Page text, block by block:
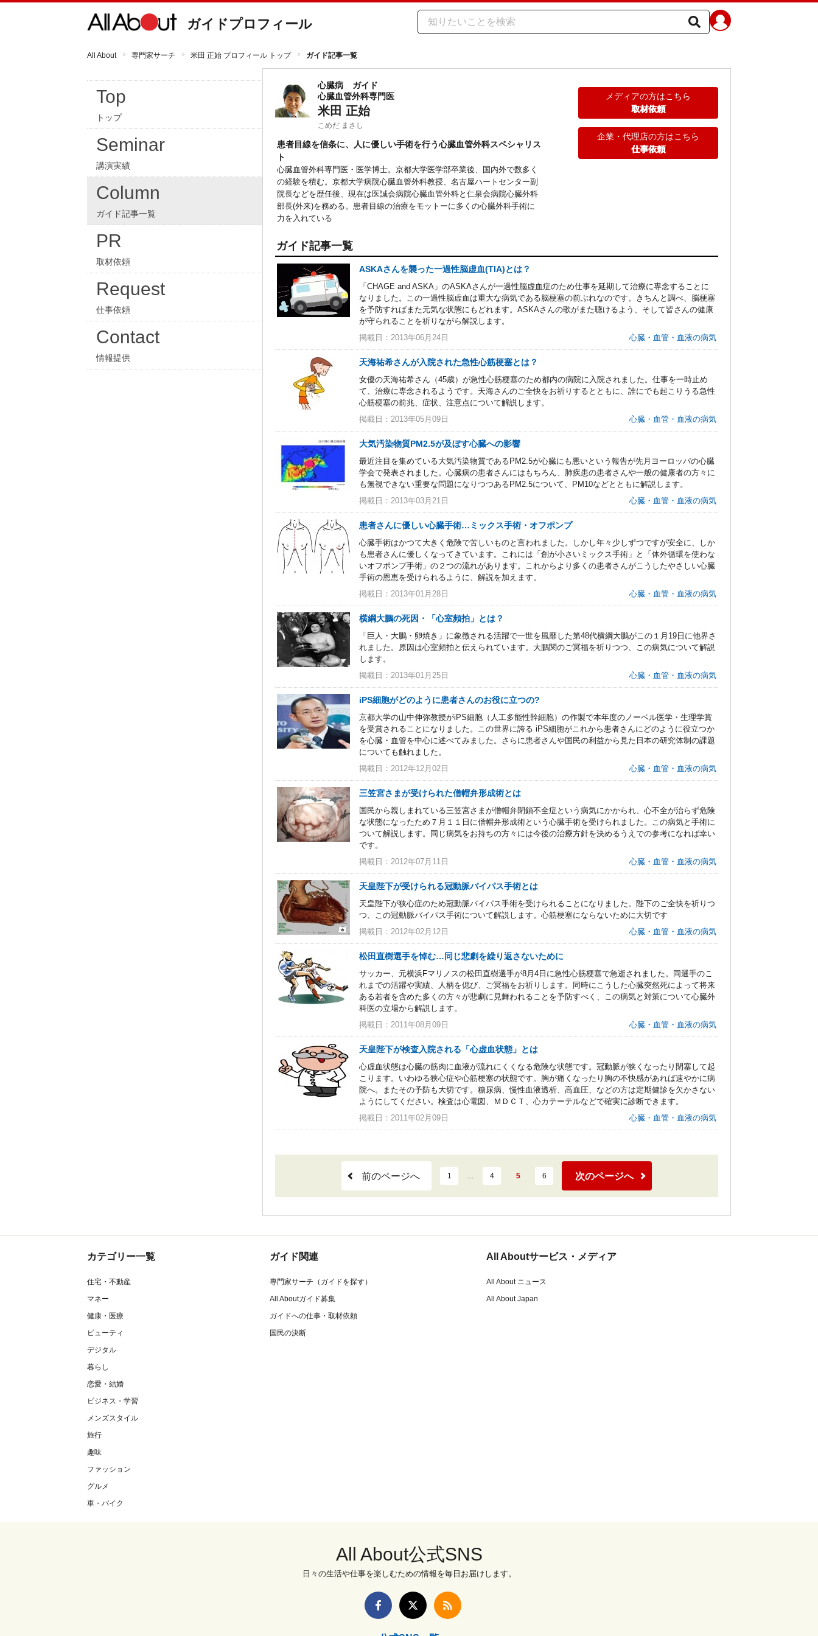
ガイドプロフィール
All About 専門家サーチ 米田 正始 プロフィール トップ ガイド記事一覧
Top
トップ
Seminar
講演実績
Column
ガイド記事一覧
PR
取材依頼
Request
仕事依頼
Contact
情報提供
心臓病
ガイド
心臓血管外科専門医
米田 正始
こめだ まさし
患者目線を信条に、人に優しい手術を行う心臓血管外科スペシャリス
ト
心臓血管外科専門医・医学博士。京都大学医学部卒業後、国内外で数多く
の経験を積む。京都大学病院心臓血管外科教授、名古屋ハートセンター副
院長などを歴任後、現在は医誠会病院心臓血管外科と仁泉会病院心臓外科
部長(外来)を務める。患者目線の治療をモットーに多くの心臓外科手術に
力を入れている
メディアの方はこちら
取材依頼
企業・代理店の方はこちら
仕事依頼
ガイド記事一覧
ASKAさんを襲った一過性脳虚血(TIA)とは？
「CHAGE and ASKA」のASKAさんが一過性脳虚血症のため仕事を延期して治療に専念することに
なりました。この一過性脳虚血は重大な病気である脳梗塞の前ぶれなのです。きちんと調べ、脳梗塞
を予防すればまた元気な状態にもどれます。ASKAさんの歌がまた聴けるよう、そして皆さんの健康
が守られることを祈りながら解説します。
掲載日：2013年06月24日
心臓・血管・血液の病気
天海祐希さんが入院された急性心筋梗塞とは？
女優の天海祐希さん（45歳）が急性心筋梗塞のため都内の病院に入院されました。仕事を一時止め
て、治療に専念されるようです。天海さんのご全快をお祈りするとともに、誰にでも起こりうる急性
心筋梗塞の前兆、症状、注意点について解説します。
掲載日：2013年05月09日
心臓・血管・血液の病気
大気汚染物質PM2.5が及ぼす心臓への影響
最近注目を集めている大気汚染物質であるPM2.5が心臓にも悪いという報告が先月ヨーロッパの心臓
学会で発表されました。心臓病の患者さんにはもちろん、肺疾患の患者さんや一般の健康者の方々に
も無視できない重要な問題になりつつあるPM2.5について、PM10などとともに解説します。
掲載日：2013年03月21日
心臓・血管・血液の病気
患者さんに優しい心臓手術…ミックス手術・オフポンプ
心臓手術はかつて大きく危険で苦しいものと言われました。しかし年々少しずつですが安全に、しか
も患者さんに優しくなってきています。これには「創が小さいミックス手術」と「体外循環を使わな
いオフポンプ手術」の２つの流れがあります。これからより多くの患者さんがこうしたやさしい心臓
手術の恩恵を受けられるように、解説を加えます。
掲載日：2013年01月28日
心臓・血管・血液の病気
横綱大鵬の死因・「心室頻拍」とは？
「巨人・大鵬・卵焼き」に象徴される活躍で一世を風靡した第48代横綱大鵬がこの１月19日に他界さ
れました。原因は心室頻拍と伝えられています。大鵬関のご冥福を祈りつつ、この病気について解説
します。
掲載日：2013年01月25日
心臓・血管・血液の病気
iPS細胞がどのように患者さんのお役に立つの?
京都大学の山中伸弥教授がiPS細胞（人工多能性幹細胞）の作製で本年度のノーベル医学・生理学賞
を受賞されることになりました。この世界に誇る iPS細胞がこれから患者さんにどのように役立つか
を心臓・血管を中心に述べてみました。さらに患者さんや国民の利益から見た日本の研究体制の課題
についても触れました。
掲載日：2012年12月02日
心臓・血管・血液の病気
三笠宮さまが受けられた僧帽弁形成術とは
国民から親しまれている三笠宮さまが僧帽弁閉鎖不全症という病気にかかられ、心不全が治らず危険
な状態になったため７月１１日に僧帽弁形成術という心臓手術を受けられました。この病気と手術に
ついて解説します。同じ病気をお持ちの方々には今後の治療方針を決めるうえでの参考になれば幸い
です。
掲載日：2012年07月11日
心臓・血管・血液の病気
天皇陛下が受けられる冠動脈バイパス手術とは
天皇陛下が狭心症のため冠動脈バイパス手術を受けられることになりました。陛下のご全快を祈りつ
つ、この冠動脈バイパス手術について解説します。心筋梗塞にならないために大切です
掲載日：2012年02月12日
心臓・血管・血液の病気
松田直樹選手を悼む…同じ悲劇を繰り返さないために
サッカー、元横浜Fマリノスの松田直樹選手が8月4日に急性心筋梗塞で急逝されました。同選手のこ
れまでの活躍や実績、人柄を偲び、ご冥福をお祈りします。同時にこうした心臓突然死によって将来
ある若者を含めた多くの方々が悲劇に見舞われることを予防すべく、この病気と対策について心臓外
科医の立場から解説します。
掲載日：2011年08月09日
心臓・血管・血液の病気
天皇陛下が検査入院される「心虚血状態」とは
心虚血状態は心臓の筋肉に血液が流れにくくなる危険な状態です。冠動脈が狭くなったり閉塞して起
こります。いわゆる狭心症や心筋梗塞の状態です。胸が痛くなったり胸の不快感があれば速やかに病
院へ。またその予防も大切です。糖尿病、慢性血液透析、高血圧、などの方は定期健診を欠かさない
ようにしてください。検査は心電図、ＭＤＣＴ、心カテーテルなどで確実に診断できます。
掲載日：2011年02月09日
心臓・血管・血液の病気
前のページへ 1 … 4 5 6 次のページへ
カテゴリー一覧
住宅・不動産
マネー
健康・医療
ビューティ
デジタル
暮らし
恋愛・結婚
ビジネス・学習
メンズスタイル
旅行
趣味
ファッション
グルメ
車・バイク
ガイド関連
専門家サーチ（ガイドを探す）
All Aboutガイド募集
ガイドへの仕事・取材依頼
国民の決断
All Aboutサービス・メディア
All About ニュース
All About Japan
All About公式SNS
日々の生活や仕事を楽しむための情報を毎日お届けします。